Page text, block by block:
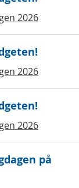
2026
2026
2026
på